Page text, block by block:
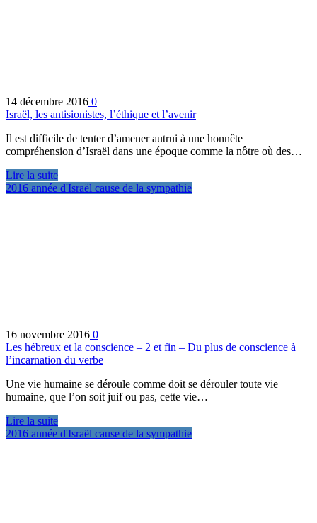
14 décembre 2016 0
Israël, les antisionistes, l’éthique et l’avenir
Il est difficile de tenter d’amener autrui à une honnête
compréhension d’Israël dans une époque comme la nôtre où des…
Lire la suite
2016 année d'Israël cause de la sympathie
16 novembre 2016 0
Les hébreux et la conscience – 2 et fin – Du plus de conscience à
l’incarnation du verbe
Une vie humaine se déroule comme doit se dérouler toute vie
humaine, que l’on soit juif ou pas, cette vie…
Lire la suite
2016 année d'Israël cause de la sympathie